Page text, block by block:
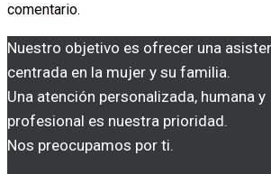
comentario.
Nuestro objetivo es ofrecer una
centrada en la mujer y su familia.
Una atención personalizada, humana y
profesional es nuestra prioridad.
Nos preocupamos por ti.